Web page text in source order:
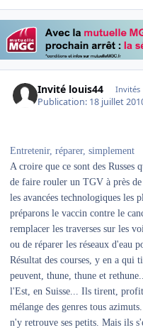
Invité louis44 Invités
Publication: 18 juillet
Entretenir, réparer, simplement
A croire que ce sont des Russes
de faire rouler un TGV à près
les avancées technologiques les
préparons le vaccin contre le
remplacer les traverses sur les
ou de réparer les réseaux d'eau
Résultat des courses, y en a
peuvent, thune, thune et
l'Est, en Suisse... Ils tirent,
mélange des genres tous
n'y retrouve ses petits. Mais ils